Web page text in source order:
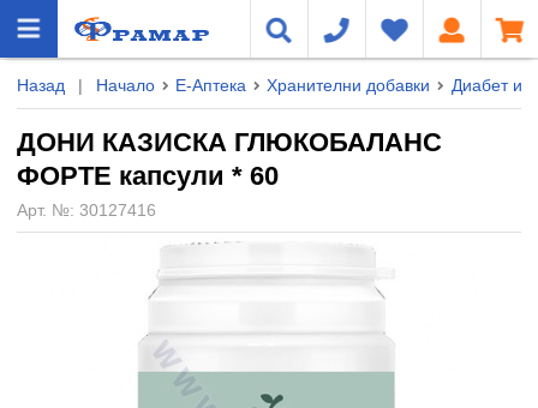
Назад | Начало Е-Аптека Хранителни добавки Диабет и
ДОНИ КАЗИСКА ГЛЮКОБАЛАНС
ФОРТЕ капсули * 60
Арт. №: 30127416